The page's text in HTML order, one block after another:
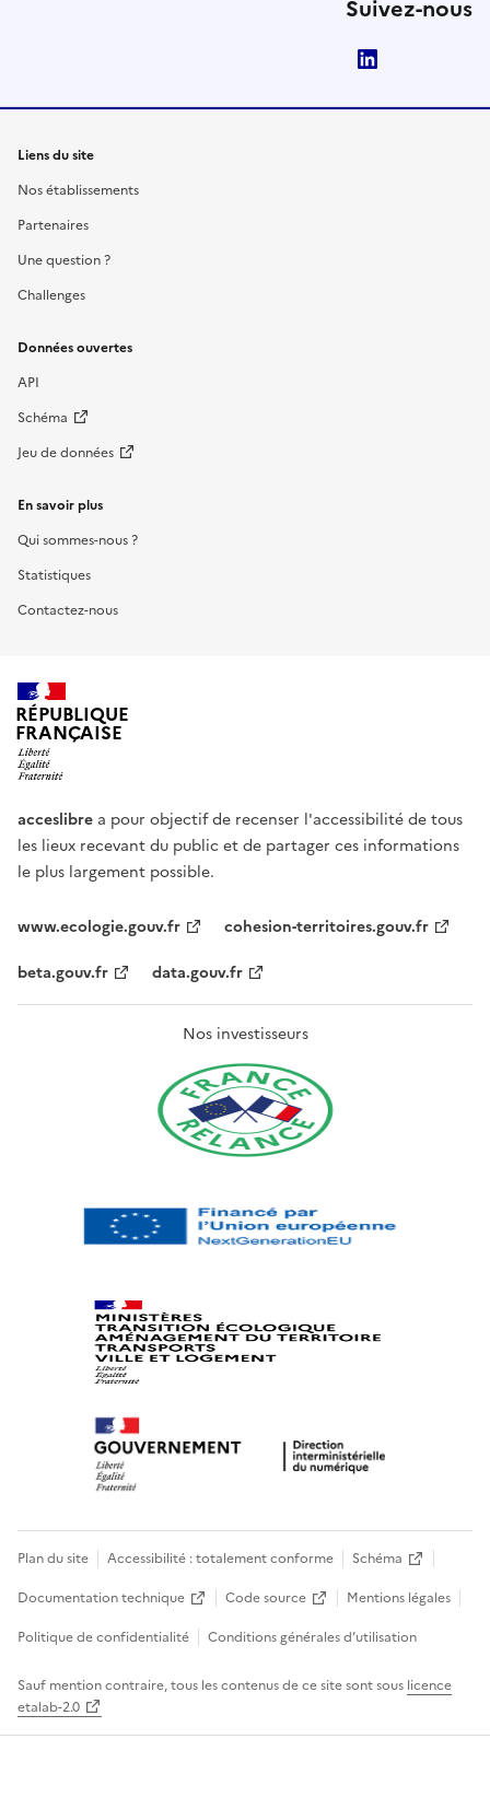
Suivez-nous
Liens du site
Nos établissements
Partenaires
Une question ?
Challenges
Données ouvertes
API
Schéma
Jeu de données
En savoir plus
Qui sommes-nous ?
Statistiques
Contactez-nous
RÉPUBLIQUE
FRANÇAISE
acceslibre a pour objectif de recenser l'accessibilité de tous
les lieux recevant du public et de partager ces informations
le plus largement possible.
www.ecologie.gouv.fr
cohesion-territoires.gouv.fr
beta.gouv.fr
data.gouv.fr
Nos investisseurs
Plan du site Accessibilité : totalement conforme
Schéma
Documentation technique
Code source
Mentions légales
Politique de confidentialité
Conditions générales d’utilisation
Sauf mention contraire, tous les contenus de ce site sont sous licence
etalab-2.0